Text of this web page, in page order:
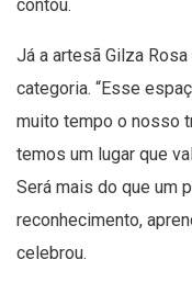
contou.
Já a artesã Gilza
categoria. “Esse
muito tempo o nosso
temos um lugar que
Será mais do que um
reconhecimento,
celebrou.